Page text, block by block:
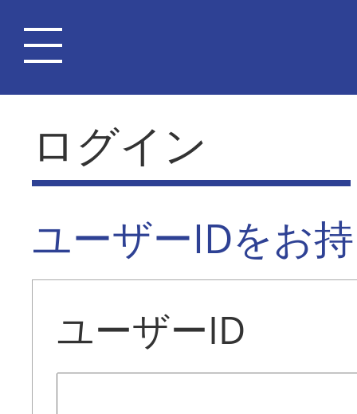
ログイン
ユーザーIDをお
ユーザーID